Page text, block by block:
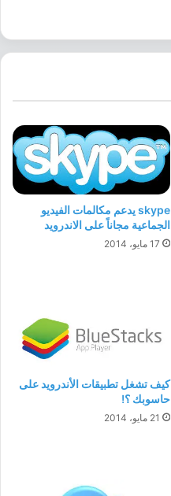
skype يدعم مكالمات الفيديو
الجماعية مجاناً على الاندرويد
17 مايو، 2014
كيف تشغل تطبيقات الأندرويد على
حاسوبك ؟!
21 مايو، 2014